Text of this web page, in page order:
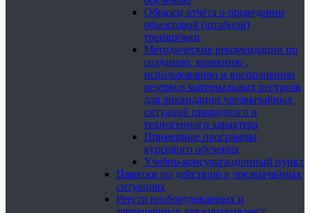
Образец отчёта о проведении
объектовой (штабной)
тренировки
Методические рекомендации по
созданию, хранению ,
использованию и восполнению
резервов материальных ресурсов
для ликвидации чрезвычайных
ситуаций природного и
техногенного характера
Примерные программы
курсового обучения
Учебно-консультационный пункт
Памятки по действию в чрезвычайных
ситуациях
Реестр необорудованных и